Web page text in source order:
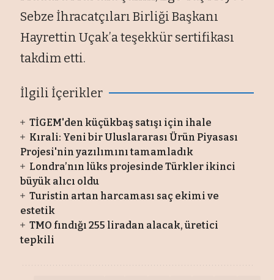
Sebze İhracatçıları Birliği Başkanı
Hayrettin Uçak’a teşekkür sertifikası
takdim etti.
İlgili İçerikler
TİGEM'den küçükbaş satışı için ihale
Kırali: Yeni bir Uluslararası Ürün Piyasası
Projesi'nin yazılımını tamamladık
Londra’nın lüks projesinde Türkler ikinci
büyük alıcı oldu
Turistin artan harcaması saç ekimi ve
estetik
TMO fındığı 255 liradan alacak, üretici
tepkili